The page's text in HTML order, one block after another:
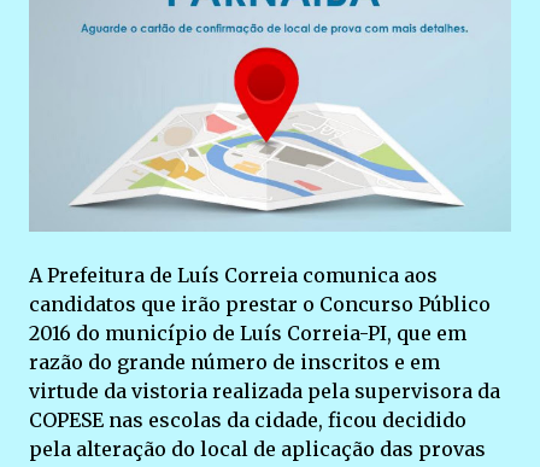
A Prefeitura de Luís Correia comunica aos
candidatos que irão prestar o Concurso Público
2016 do município de Luís Correia-PI, que em
razão do grande número de inscritos e em
virtude da vistoria realizada pela supervisora da
COPESE nas escolas da cidade, ficou decidido
pela alteração do local de aplicação das provas